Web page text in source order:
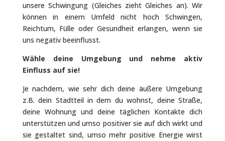
unsere Schwingung (Gleiches zieht Gleiches an). Wir
können in einem Umfeld nicht hoch Schwingen,
Reichtum, Fülle oder Gesundheit erlangen, wenn sie
uns negativ beeinflusst.
Wähle deine Umgebung und nehme aktiv
Einfluss auf sie!
Je nachdem, wie sehr dich deine äußere Umgebung
z.B. dein Stadtteil in dem du wohnst, deine Straße,
deine Wohnung und deine täglichen Kontakte dich
unterstützen und umso positiver sie auf dich wirkt und
sie gestaltet sind, umso mehr positive Energie wirst